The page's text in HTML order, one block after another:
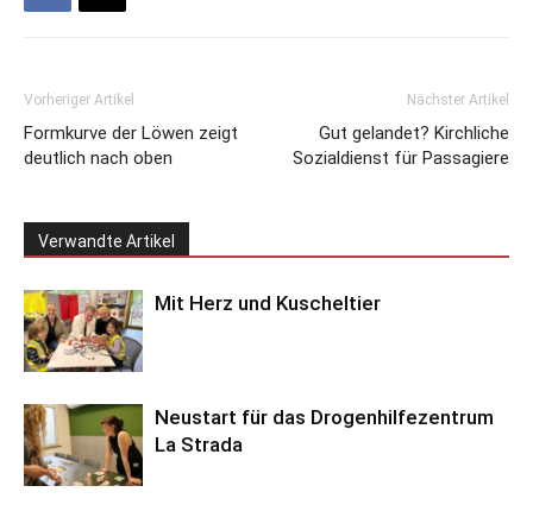
Vorheriger Artikel
Formkurve der Löwen zeigt
deutlich nach oben
Nächster Artikel
Gut gelandet? Kirchliche
Sozialdienst für Passagiere
Verwandte Artikel
Mit Herz und Kuscheltier
Neustart für das Drogenhilfezentrum
La Strada